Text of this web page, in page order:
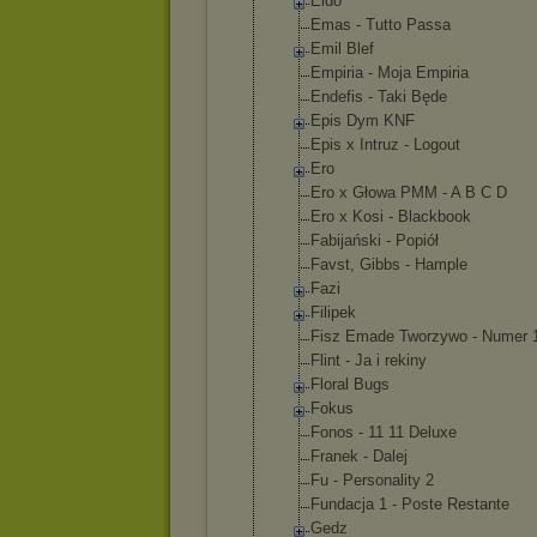
Emas - Tutto Passa
Emil Blef
Empiria - Moja Empiria
Endefis - Taki Będe
Epis Dym KNF
Epis x Intruz - Logout
Ero
Ero x Głowa PMM - A B C D
Ero x Kosi - Blackbook
Fabijański - Popiół
Favst, Gibbs - Hample
Fazi
Filipek
Fisz Emade Tworzywo - Numer
Flint - Ja i rekiny
Floral Bugs
Fokus
Fonos - 11 11 Deluxe
Franek - Dalej
Fu - Personality 2
Fundacja 1 - Poste Restante
Gedz